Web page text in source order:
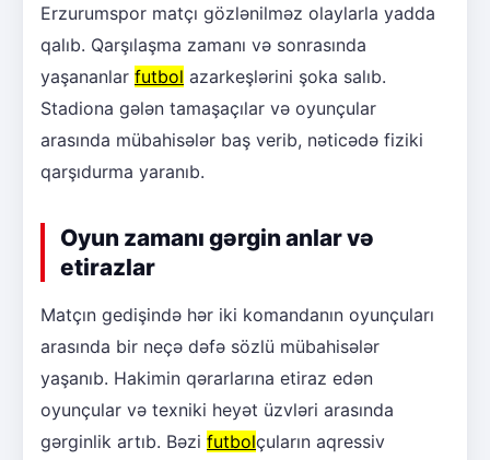
Erzurumspor matçı gözlənilməz olaylarla yadda
qalıb. Qarşılaşma zamanı və sonrasında
yaşananlar futbol azarkeşlərini şoka salıb.
Stadiona gələn tamaşaçılar və oyunçular
arasında mübahisələr baş verib, nəticədə fiziki
qarşıdurma yaranıb.
Oyun zamanı gərgin anlar və
etirazlar
Matçın gedişində hər iki komandanın oyunçuları
arasında bir neçə dəfə sözlü mübahisələr
yaşanıb. Hakimin qərarlarına etiraz edən
oyunçular və texniki heyət üzvləri arasında
gərginlik artıb. Bəzi futbolçuların aqressiv